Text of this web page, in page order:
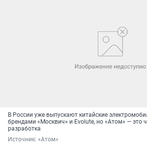
В России уже выпускают китайские
брендами «Москвич» и Evolute, но «Атом» — это
разработка
Источник: «Атом»